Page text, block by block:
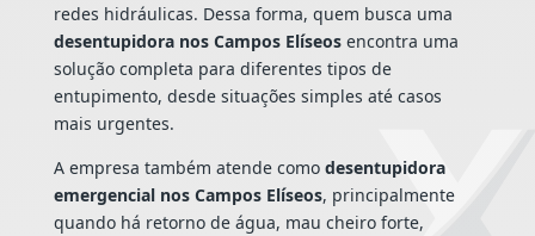
redes hidráulicas. Dessa forma, quem busca uma
desentupidora nos Campos Elíseosencontra uma
solução completa para diferentes tipos de
entupimento, desde situações simples até casos
mais urgentes.
A empresa também atende como desentupidora
emergencial nos Campos Elíseos, principalmente
quando há retorno de água, mau cheiro forte,